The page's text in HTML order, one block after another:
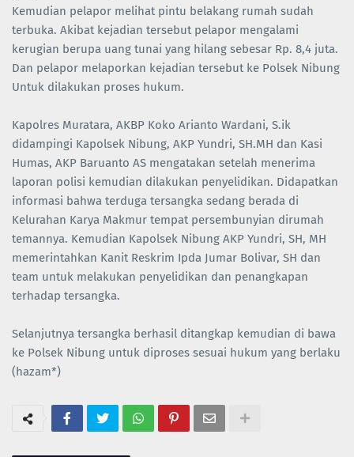
Kemudian pelapor melihat pintu belakang rumah sudah
terbuka. Akibat kejadian tersebut pelapor mengalami
kerugian berupa uang tunai yang hilang sebesar Rp. 8,4 juta.
Dan pelapor melaporkan kejadian tersebut ke Polsek Nibung
Untuk dilakukan proses hukum.
Kapolres Muratara, AKBP Koko Arianto Wardani, S.ik
didampingi Kapolsek Nibung, AKP Yundri, SH.MH dan Kasi
Humas, AKP Baruanto AS mengatakan setelah menerima
laporan polisi kemudian dilakukan penyelidikan. Didapatkan
informasi bahwa terduga tersangka sedang berada di
Kelurahan Karya Makmur tempat persembunyian dirumah
temannya. Kemudian Kapolsek Nibung AKP Yundri, SH, MH
memerintahkan Kanit Reskrim Ipda Jumar Bolivar, SH dan
team untuk melakukan penyelidikan dan penangkapan
terhadap tersangka.
Selanjutnya tersangka berhasil ditangkap kemudian di bawa
ke Polsek Nibung untuk diproses sesuai hukum yang berlaku
(hazam*)